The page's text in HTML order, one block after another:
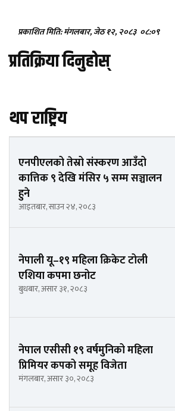
प्रकाशित मिति: मंगलबार, जेठ १२, २०८३ ०८:०९
प्रतिक्रिया दिनुहोस्
थप राष्ट्रिय
एनपीएलको तेस्रो संस्करण आउँदो
कात्तिक ९ देखि मंसिर ५ सम्म सञ्चालन
हुने
आइतबार, साउन २४, २०८३
नेपाली यू–१९ महिला क्रिकेट टोली
एशिया कपमा छनोट
बुधबार, असार ३१, २०८३
नेपाल एसीसी १९ वर्षमुनिको महिला
प्रिमियर कपको समूह विजेता
मंगलबार, असार ३०, २०८३